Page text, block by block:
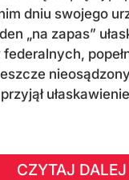
dniu swojego
„na zapas”
CZYTAJ DALEJ